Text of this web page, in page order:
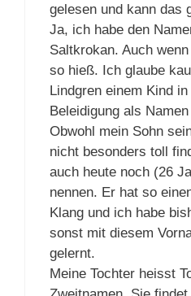
gelesen und kann das
Ja, ich habe den
Saltkrokan. Auch
so hieß. Ich glaube
Lindgren einem Kind
Beleidigung als
Obwohl mein Sohn
nicht besonders toll
auch heute noch (26
nennen. Er hat so
Klang und ich habe
sonst mit diesem
gelernt.
Meine Tochter heisst